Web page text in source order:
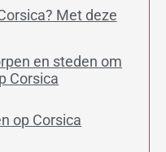
Met deze
en steden om
Corsica
op Corsica